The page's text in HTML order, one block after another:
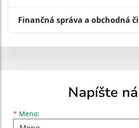
Finančná správa a obchodná
Napíšte
* Meno:
Meno
Priezvisko
E-mailová adresa